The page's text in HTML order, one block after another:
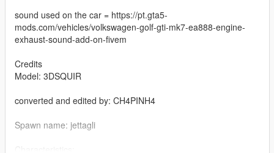
sound used on the car = https://pt.gta5-
mods.com/vehicles/volkswagen-golf-gti-mk7-ea888-engine-
exhaust-sound-add-on-fivem
Credits
Model: 3DSQUIR
converted and edited by: CH4PINH4
Spawn name: jettagli